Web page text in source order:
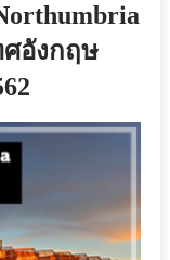
ศอังกฤษ